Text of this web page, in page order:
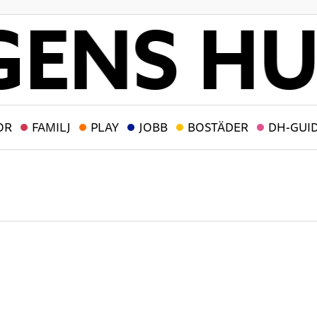
FAMILJ PLAY JOBB BOSTÄDER DH-